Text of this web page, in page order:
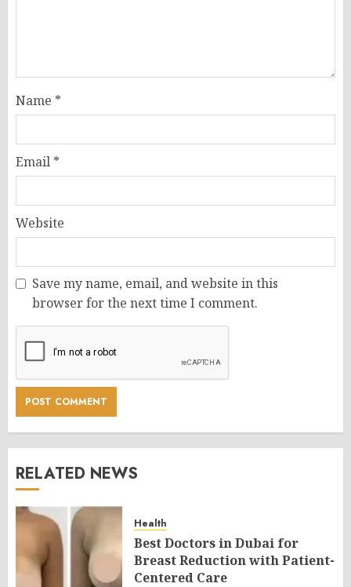
Name *
Email *
Website
Save my name, email, and website in this
browser for the next time I comment.
RELATED NEWS
Health
Best Doctors in Dubai for
Breast Reduction with Patient-
Centered Care